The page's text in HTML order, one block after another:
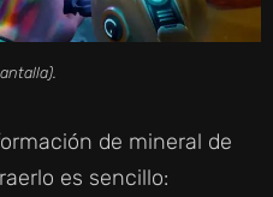
de mineral de
es sencillo: